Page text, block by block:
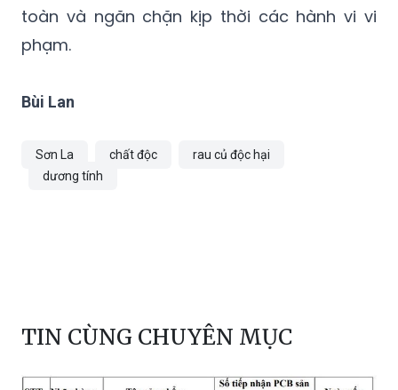
toàn và ngăn chặn kịp thời các hành vi vi
phạm.
Bùi Lan
Sơn La chất độc
rau củ độc hại
dương tính
TIN CÙNG CHUYÊN MỤC